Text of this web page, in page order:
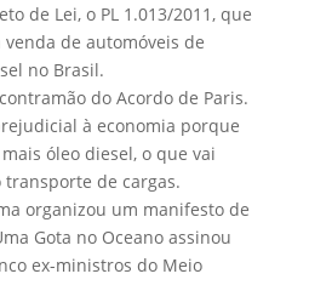
de Lei, o PL 1.013/2011, que
de automóveis de
no Brasil.
do Acordo de Paris.
à economia porque
óleo diesel, o que vai
de cargas.
organizou um manifesto de
Gota no Oceano assinou
ex-ministros do Meio